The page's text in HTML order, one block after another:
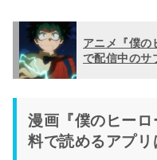
アニメ『僕の
で配信中のサ
漫画『僕のヒー
料で読めるアプリ